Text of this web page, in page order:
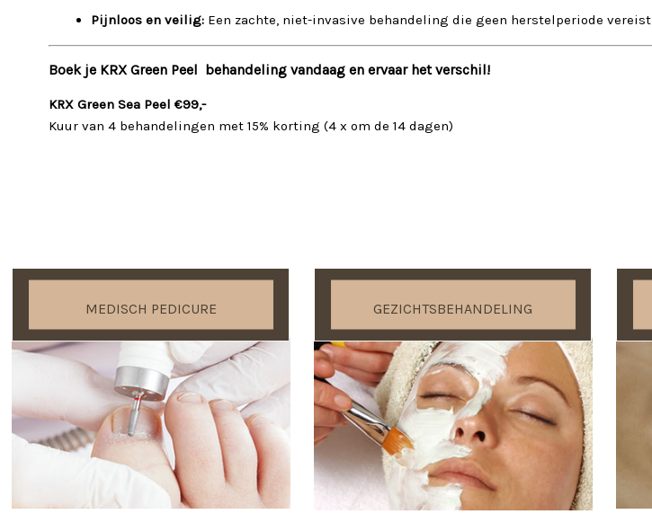
Pijnloos en veilig:Een zachte, niet-invasive behandeling die geen herstelperiode vereist
Boek je KRX Green Peel behandeling vandaag en ervaar het verschil!
KRX Green Sea Peel €99,-
Kuur van 4 behandelingen met 15% korting (4 x om de 14 dagen)
MEDISCH PEDICURE GEZICHTSBEHANDELING